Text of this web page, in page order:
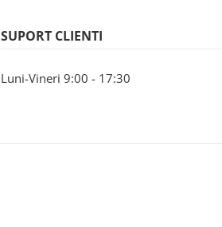
SUPORT CLIENTI
Luni-Vineri 9:00 - 17:30